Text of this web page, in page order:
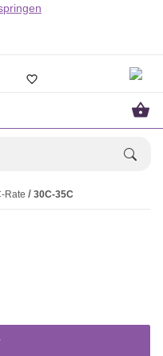
bis 14.00Uhr werden
Rate 30C-35C